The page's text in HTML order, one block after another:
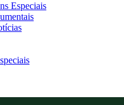
Especiais